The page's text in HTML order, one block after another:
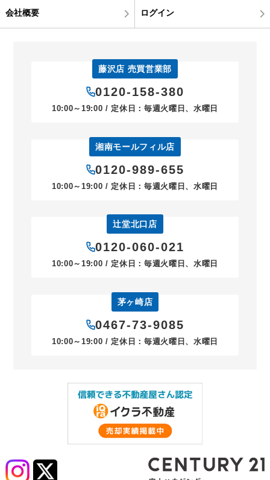
会社概要 ログイン
藤沢店 売買営業部
0120-158-380
10:00～19:00 / 定休日：毎週火曜日、水曜日
湘南モールフィル店
0120-989-655
10:00～19:00 / 定休日：毎週火曜日、水曜日
辻堂北口店
0120-060-021
10:00～19:00 / 定休日：毎週火曜日、水曜日
茅ヶ崎店
0467-73-9085
10:00～19:00 / 定休日：毎週火曜日、水曜日